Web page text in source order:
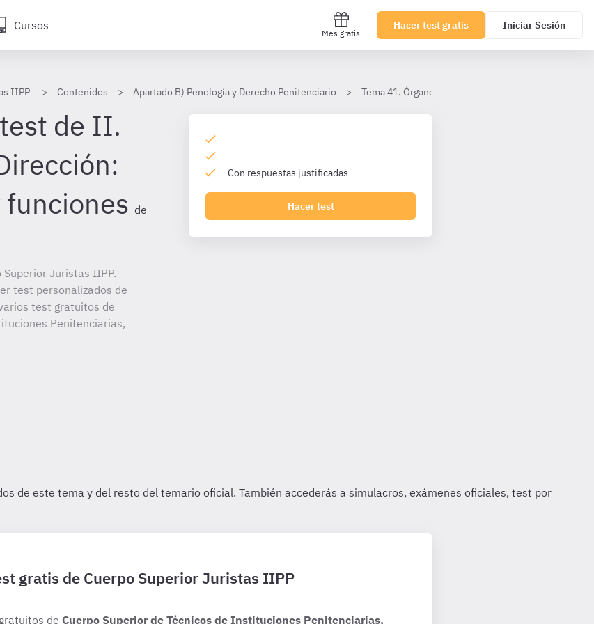
Cursos
Mes gratis
Hacer test gratis Iniciar Sesión
IIPP Contenidos Apartado B) Penología y Derecho Penitenciario Tema 41. Órganos colegiados (1)
de II.
funciones de
Juristas IIPP.
test personalizados de
test gratuitos de
Penitenciarias,
Con respuestas justificadas
Hacer test
gratis de Cuerpo Superior Juristas IIPP
de Cuerpo Superior de Técnicos de Instituciones Penitenciarias,